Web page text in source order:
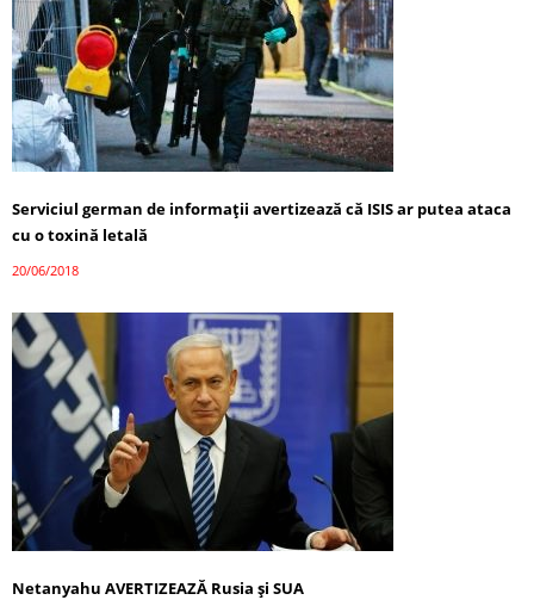
Serviciul german de informații avertizează că ISIS ar putea ataca
cu o toxină letală
20/06/2018
Netanyahu AVERTIZEAZĂ Rusia și SUA